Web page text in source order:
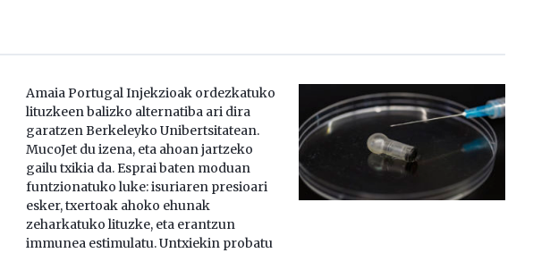
Amaia Portugal Injekzioak ordezkatuko
lituzkeen balizko alternatiba ari dira
garatzen Berkeleyko Unibertsitatean.
MucoJet du izena, eta ahoan jartzeko
gailu txikia da. Esprai baten moduan
funtzionatuko luke: isuriaren presioari
esker, txertoak ahoko ehunak
zeharkatuko lituzke, eta erantzun
immunea estimulatu. Untxiekin probatu